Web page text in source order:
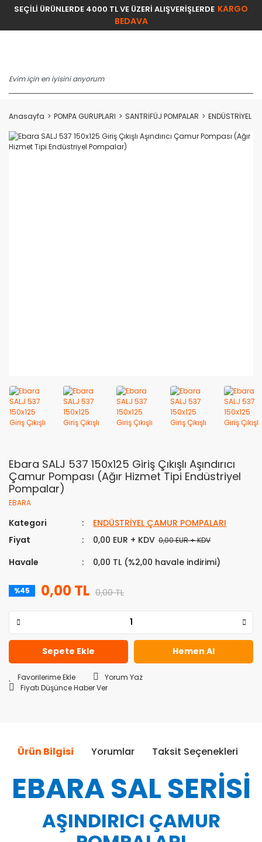
SEÇİLİ ÜRÜNLERDE 4000 TL VE ÜZERİ ALIŞVERİŞLERDE KARGO
BEDAVA
Anasayfa POMPA GURUPLARI SANTRİFÜJ POMPALAR ENDÜSTRİYEL
Ebara SALJ 537 150x125 Giriş Çıkışlı Aşındırıcı
Çamur Pompası (Ağır Hizmet Tipi Endüstriyel
Pompalar)
EBARA
Kategori
ENDÜSTRİYEL ÇAMUR POMPALARI
Fiyat
0,00 EUR + KDV 0,00 EUR + KDV
Havale 0,00 TL (%2,00 havale indirimi)
%45 0,00 TL 0,00 TL
Sepete Ekle Hemen Al
Yorum Yaz
Fiyatı Düşünce Haber Ver
Ürün Bilgisi Yorumlar Taksit Seçenekleri
EBARA SAL SERİSİ
AŞINDIRICI ÇAMUR